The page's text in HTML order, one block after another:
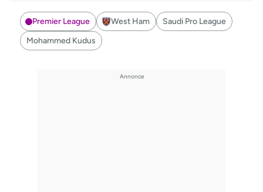
Premier League West Ham
Saudi Pro League
Mohammed Kudus